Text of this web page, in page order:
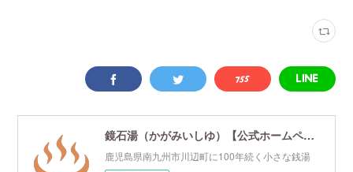
鏡石湯（かがみいしゆ）【公式ホームページ】
鹿児島県南九州市川辺町に100年続く小さな銭湯